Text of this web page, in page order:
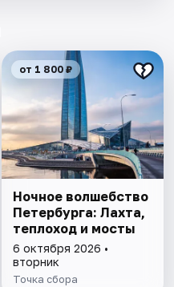
от 1 800 ₽
Ночное волшебство
Петербурга: Лахта,
теплоход и мосты
6 октября 2026 •
вторник
Точка сбора